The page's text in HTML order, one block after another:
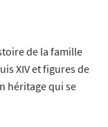
de la famille
XIV et figures de
héritage qui se